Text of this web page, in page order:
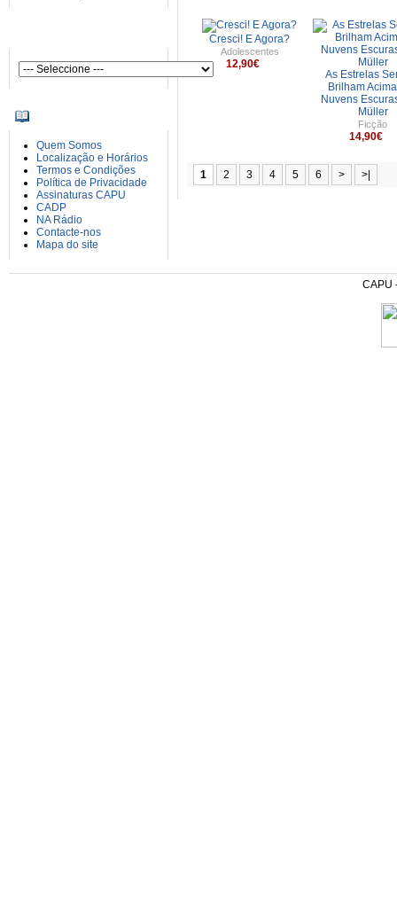
Quem Somos
Localização e Horários
Termos e Condições
Política de Privacidade
Assinaturas CAPU
CADP
NA Rádio
Contacte-nos
Mapa do site
Cresci! E Agora?
Adolescentes
12,90€
As Estrelas
Brilham
Nuvens
Müller
Ficção
14,90€
1 2 3 4 5 6 > >|
CAPU